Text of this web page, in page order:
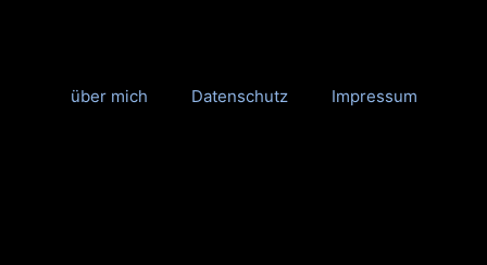
über mich Datenschutz Impressum